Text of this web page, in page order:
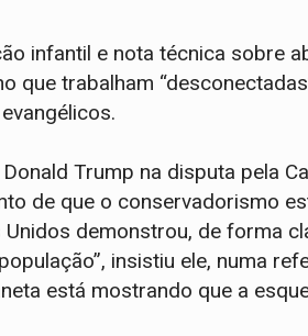
infantil e nota técnica sobre
que trabalham
Trump na disputa pela
de que o conservadorismo
demonstrou, de forma
insistiu ele, numa
está mostrando que a